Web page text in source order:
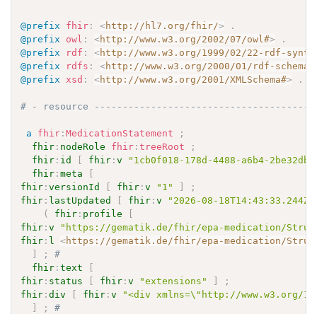
@prefix fhir : <http://hl7.org/fhir/>
.
@prefix
owl : <http://www.w3.org/2002/07/owl#>
.
@prefix
rdf : <http://www.w3.org/1999/02/22-rdf-
@prefix
rdfs : <http://www.w3.org/2000/01/rdf-schema#
@prefix
xsd : <http://www.w3.org/2001/XMLSchema#> .
# - resource
a fhir :MedicationStatement
;
fhir : nodeRole fhir :treeRoot
;
fhir : id fhir :v
"1cb0f018-178d-4488-a6b4-
fhir :meta
fhir :versionId fhir :v "1"
;
fhir : lastUpdated fhir :v "2026-08-18T14:43:33.244Z"
(
fhir : profile
fhir :v
"https://gematik.de/fhir/epa-medication/
fhir : l <https://gematik.de/fhir/epa-medication/
;
#
fhir :text
fhir : status fhir :v "extensions"
;
fhir :div fhir :v
"<div xmlns=\"http://www.w3.org/
;
#